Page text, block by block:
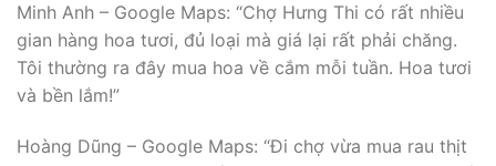
Minh Anh – Google Maps: “Chợ Hưng Thi có rất nhiều
gian hàng hoa tươi, đủ loại mà giá lại rất phải chăng.
Tôi thường ra đây mua hoa về cắm mỗi tuần. Hoa tươi
và bền lắm!”
Hoàng Dũng – Google Maps: “Đi chợ vừa mua rau thịt